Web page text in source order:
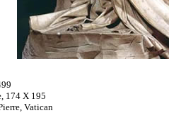
174 X 195
Vatican